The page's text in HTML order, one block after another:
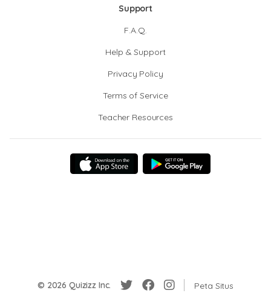
Support
F.A.Q.
Help & Support
Privacy Policy
Terms of Service
Teacher Resources
© 2026 Quizizz Inc. Peta Situs